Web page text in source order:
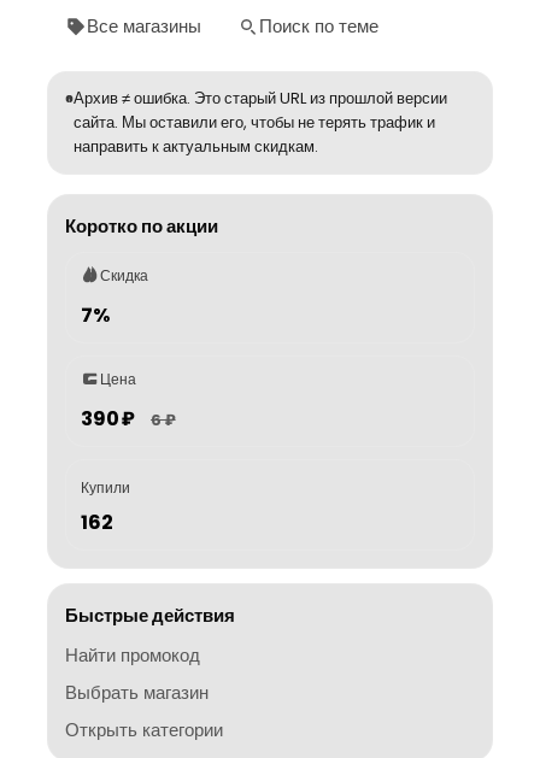
Все магазины Поиск по теме
Архив ≠ ошибка. Это старый URL из прошлой версии
сайта. Мы оставили его, чтобы не терять трафик и
направить к актуальным скидкам.
Коротко по акции
Скидка
7%
Цена
390 ₽ 6 ₽
Купили
162
Быстрые действия
Найти промокод
Выбрать магазин
Открыть категории